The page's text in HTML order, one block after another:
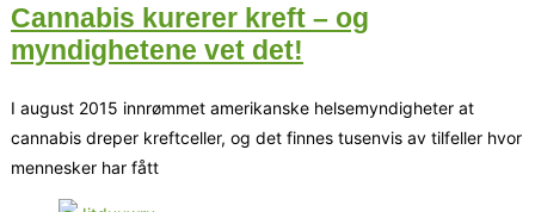
Cannabis kurerer kreft – og
myndighetene vet det!
I august 2015 innrømmet amerikanske helsemyndigheter at
cannabis dreper kreftceller, og det finnes tusenvis av tilfeller hvor
mennesker har fått